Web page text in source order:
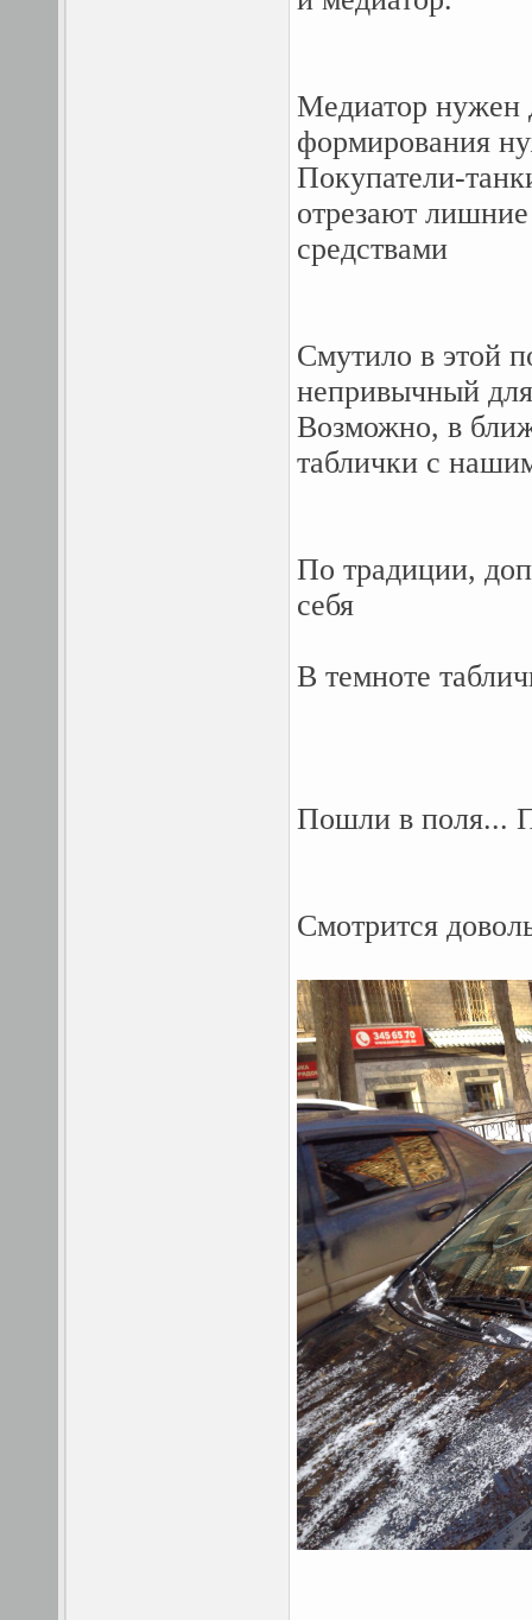
Медиатор нужен
формирования
Покупатели-
отрезают
средствами
Смутило в этой
непривычный
Возможно, в
таблички с
По традиции,
себя
В темноте
Пошли в поля...
Смотрится